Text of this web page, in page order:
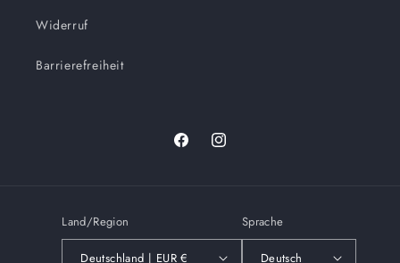
Widerruf
Barrierefreiheit
FacebookInstagram
Land/Region
Deutschland | EUR €
Sprache
Deutsch